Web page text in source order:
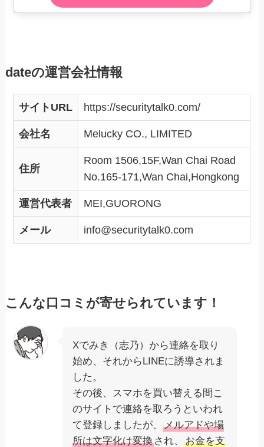
dateの運営会社情報
サイトURL https://securitytalk0.com/
会社名 Melucky CO., LIMITED
住所
Room 1506,15F,Wan Chai Road
No.165-171,Wan Chai,Hongkong
運営代表者 MEI,GUORONG
メール info@securitytalk0.com
こんな口コミが寄せられています！
Xでみき（志乃）から連絡を取り
始め、それからLINEに誘導されま
した。
その後、スマホを買い替える間こ
のサイトで連絡を取ろうといわれ
て登録しましたが、メルアドや場
所は文字化け変換され、お金を支